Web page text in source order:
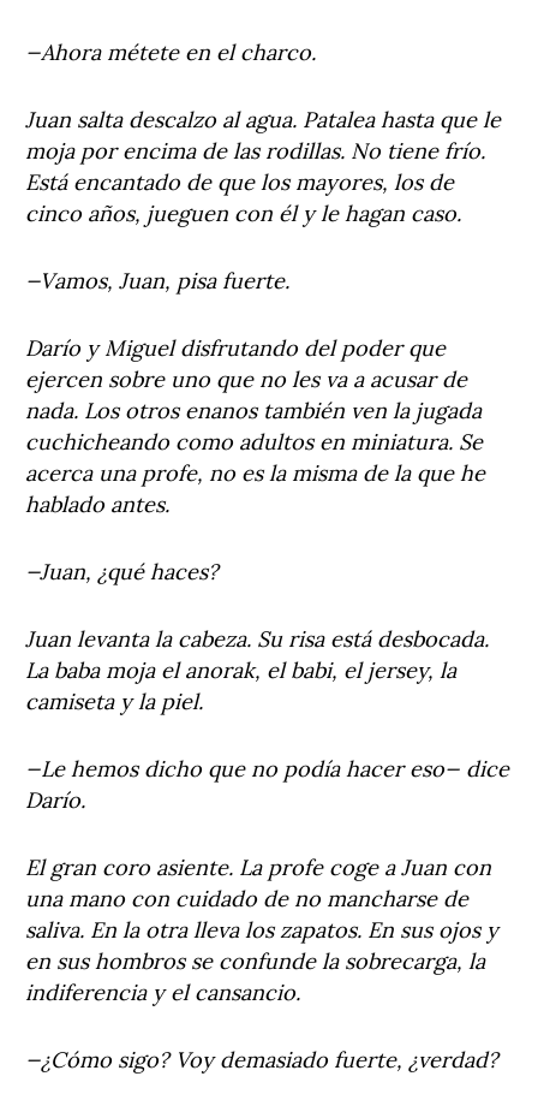
—Ahora métete en el charco.
Juan salta descalzo al agua. Patalea hasta que le
moja por encima de las rodillas. No tiene frío.
Está encantado de que los mayores, los de
cinco años, jueguen con él y le hagan caso.
—Vamos, Juan, pisa fuerte.
Darío y Miguel disfrutando del poder que
ejercen sobre uno que no les va a acusar de
nada. Los otros enanos también ven la jugada
cuchicheando como adultos en miniatura. Se
acerca una profe, no es la misma de la que he
hablado antes.
—Juan, ¿qué haces?
Juan levanta la cabeza. Su risa está desbocada.
La baba moja el anorak, el babi, el jersey, la
camiseta y la piel.
—Le hemos dicho que no podía hacer eso— dice
Darío.
El gran coro asiente. La profe coge a Juan con
una mano con cuidado de no mancharse de
saliva. En la otra lleva los zapatos. En sus ojos y
en sus hombros se confunde la sobrecarga, la
indiferencia y el cansancio.
—¿Cómo sigo? Voy demasiado fuerte, ¿verdad?